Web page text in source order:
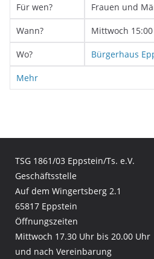
Für wen? Frauen und
Wann? Mittwoch
Wo? Bürgerhaus
Mehr
TSG 1861/03 Eppstein/Ts. e.V.
Geschäftsstelle
Auf dem Wingertsberg 2.1
65817 Eppstein
Öffnungszeiten
Mittwoch 17.30 Uhr bis 20.00 Uhr
und nach Vereinbarung